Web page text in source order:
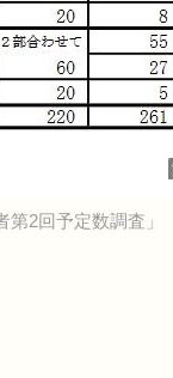
2回予定数調査」